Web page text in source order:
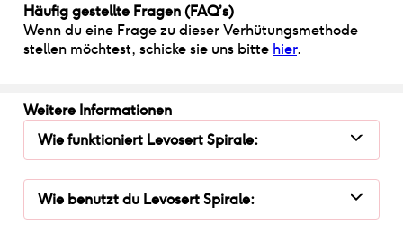
Häufig gestellte Fragen (FAQ’s)
Wenn du eine Frage zu dieser Verhütungsmethode
stellen möchtest, schicke sie uns bitte hier.
Weitere Informationen
Wie funktioniert Levosert Spirale:
Wie benutzt du Levosert Spirale: